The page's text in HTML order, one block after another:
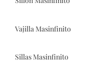
Vajilla Masinfinito
Sillas Masinfinito